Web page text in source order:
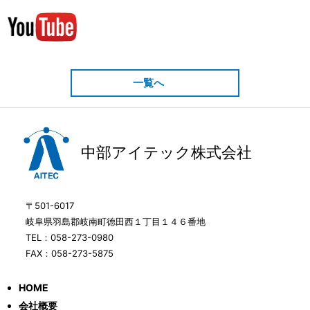
一覧へ
中部アイテック株式会社
〒501-6017
岐阜県羽島郡岐南町徳田西１丁目１４６番地
TEL：058-273-0980
FAX：058-273-5875
HOME
会社概要